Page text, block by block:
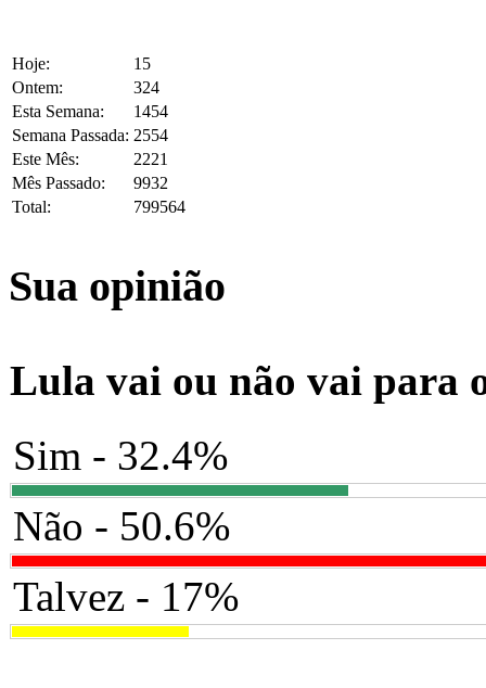
Hoje:
15
Ontem:
324
Esta Semana:
1454
Semana Passada: 2554
Este Mês:
2221
Mês Passado:
9932
Total:
799564
Sua opinião
Lula vai ou não vai para
Sim - 32.4%
Não - 50.6%
Talvez - 17%